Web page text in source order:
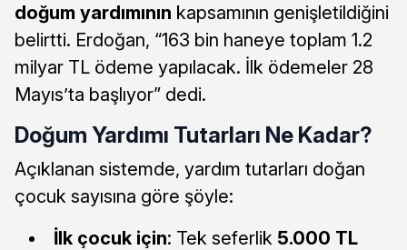
doğum yardımının kapsamının genişletildiğini
belirtti. Erdoğan, “163 bin haneye toplam 1.2
milyar TL ödeme yapılacak. İlk ödemeler 28
Mayıs’ta başlıyor” dedi.
Doğum Yardımı Tutarları Ne Kadar?
Açıklanan sistemde, yardım tutarları doğan
çocuk sayısına göre şöyle:
İlk çocuk için: Tek seferlik 5.000 TL